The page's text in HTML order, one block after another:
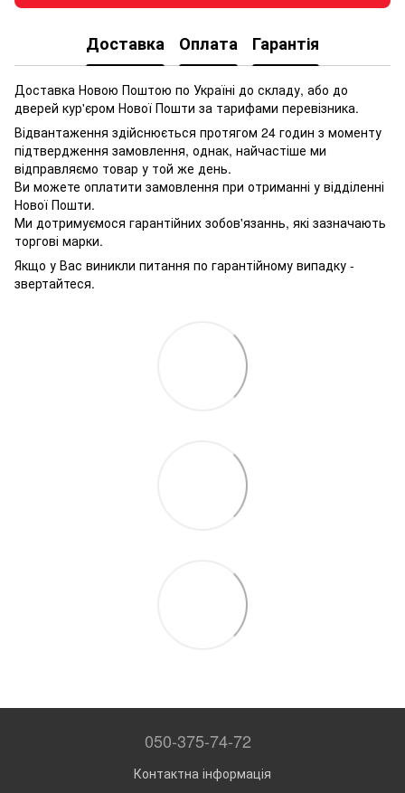
Доставка Оплата Гарантія
Доставка Новою Поштою по Україні до складу, або до
дверей кур'єром Нової Пошти за тарифами перевізника.
Відвантаження здійснюється протягом 24 годин з моменту
підтвердження замовлення, однак, найчастіше ми
відправляємо товар у той же день.
Ви можете оплатити замовлення при отриманні у відділенні
Нової Пошти.
Ми дотримуємося гарантійних зобов'язаннь, які зазначають
торгові марки.
Якщо у Вас виникли питання по гарантійному випадку -
звертайтеся.
050-375-74-72
Контактна інформація